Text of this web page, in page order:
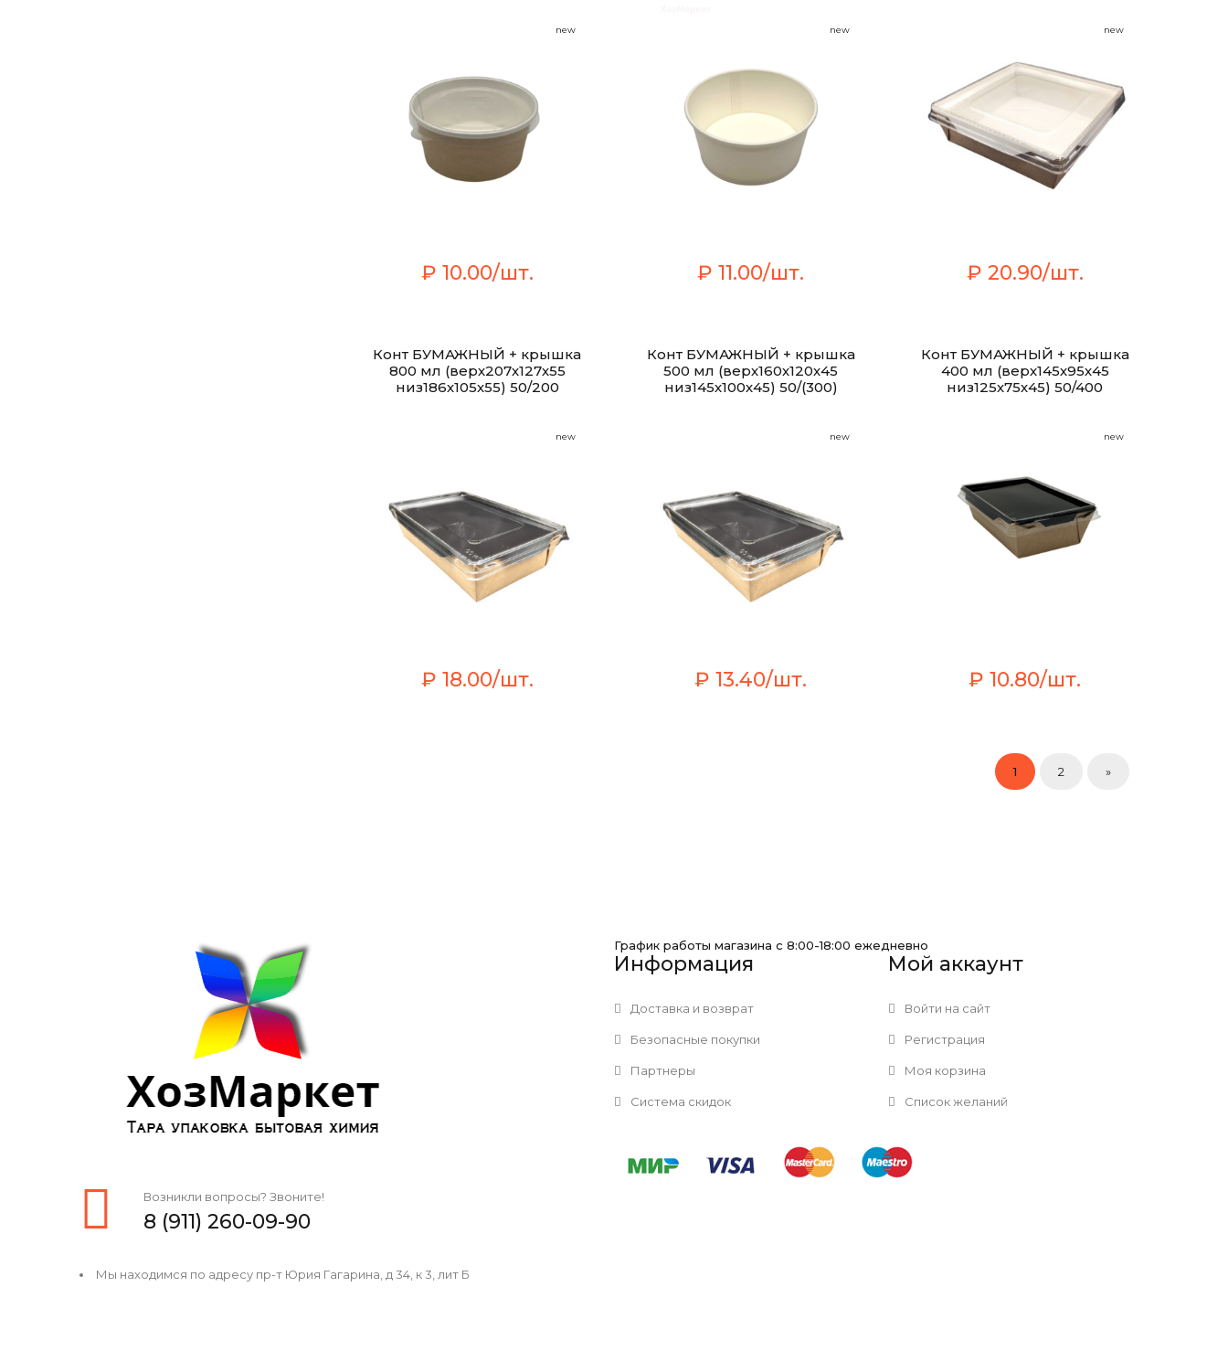
new
₽ 10.00/шт.
new
₽ 11.00/шт.
new
₽ 20.90/шт.
Конт БУМАЖНЫЙ + крышка
800 мл (верх207х127х55
низ186х105х55) 50/200
new
₽ 18.00/шт.
Конт БУМАЖНЫЙ + крышка
500 мл (верх160х120х45
низ145х100х45) 50/(300)
new
₽ 13.40/шт.
Конт БУМАЖНЫЙ + крышка
400 мл (верх145х95х45
низ125х75х45) 50/400
new
₽ 10.80/шт.
1 2 »
Возникли вопросы? Звоните!
8 (911) 260-09-90
Мы находимся по адресу пр-т Юрия Гагарина, д 34, к 3, лит Б
График работы магазина с 8:00-18:00 ежедневно
Информация
Доставка и возврат
Безопасные покупки
Партнеры
Система скидок
Мой аккаунт
Войти на сайт
Регистрация
Моя корзина
Список желаний